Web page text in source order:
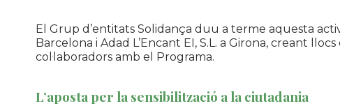
El Grup d’entitats Solidança duu a terme aquesta
Barcelona i Adad L’Encant EI, S.L. a Girona, creant
col·laboradors amb el Programa.
L’aposta per la sensibilització a la ciutadania